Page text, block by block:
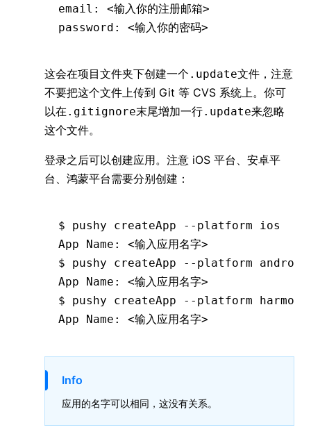
email:
<输入你的注册邮箱>
password:
<输入你的密码>
这会在项目文件夹下创建一个 .update文件，注意
不要把这个文件上传到 Git 等 CVS 系统上。你可
以在 .gitignore末尾增加一行.update来忽略
这个文件。
登录之后可以创建应用。注意 iOS 平台、安卓平
台、鸿蒙平台需要分别创建：
$ pushy createApp --platform ios
App Name: <输入应用名字>
$ pushy createApp --platform android
App Name: <输入应用名字>
$ pushy createApp --platform harmony
App Name: <输入应用名字>
Info
应用的名字可以相同，这没有关系。